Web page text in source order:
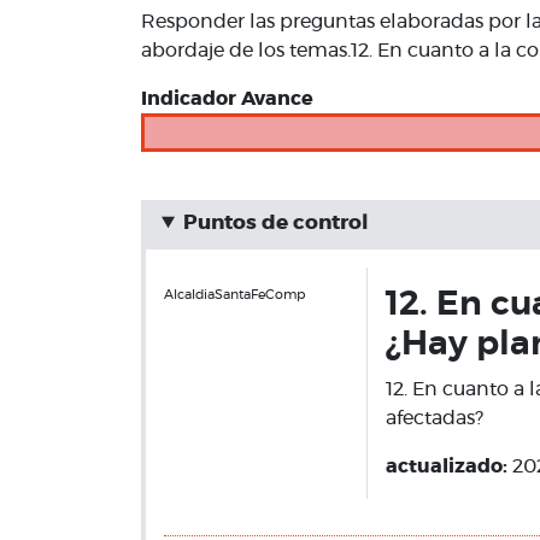
Responder las preguntas elaboradas
abordaje de los temas.12. En cuanto a la
Indicador Avance
Puntos de control
AlcaldiaSantaFeComp
12. En
¿Hay
12. En cuanto a
afectadas?
actualizado: